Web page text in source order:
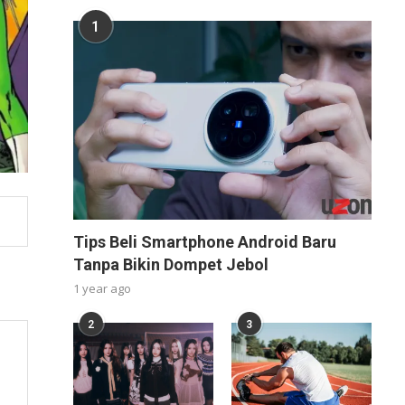
1
Tips Beli Smartphone Android Baru
Tanpa Bikin Dompet Jebol
1 year ago
2 3